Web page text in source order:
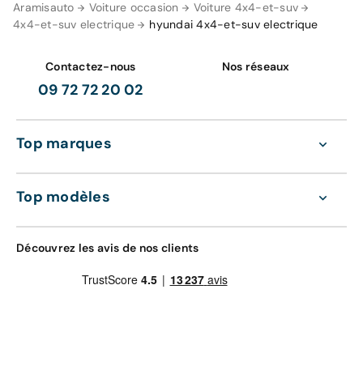
Aramisauto Voiture occasion
Voiture 4x4-et-suv
4x4-et-suv electrique
hyundai 4x4-et-suv electrique
Contactez-nous
09 72 72 20 02
Nos réseaux
Top marques
Top modèles
Découvrez les avis de nos clients